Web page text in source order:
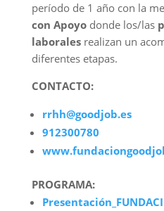
período de 1 año con la
con Apoyo donde los/las
laborales realizan un
diferentes etapas.
CONTACTO:
rrhh@goodjob.es
912300780
PROGRAMA: